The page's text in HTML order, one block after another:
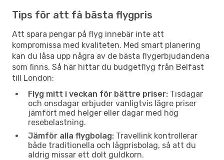
Tips för att få bästa flygpris
Att spara pengar på flyg innebär inte att
kompromissa med kvaliteten. Med smart planering
kan du låsa upp några av de bästa flygerbjudandena
som finns. Så här hittar du budgetflyg från Belfast
till London:
Flyg mitt i veckan för bättre priser: Tisdagar
och onsdagar erbjuder vanligtvis lägre priser
jämfört med helger eller dagar med hög
resebelastning.
Jämför alla flygbolag: Travellink kontrollerar
både traditionella och lågprisbolag, så att du
aldrig missar ett dolt guldkorn.